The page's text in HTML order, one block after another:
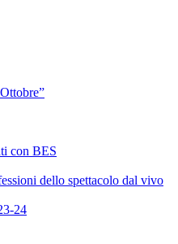
con BES
dello spettacolo dal vivo
24